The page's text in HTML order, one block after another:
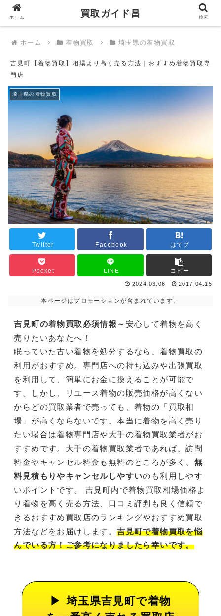
買取ガイド昌
ホーム 着物買取 埼玉県の着物買取
吉見町【着物買取】相場より高く売る方法｜おすすめ着物買取専
門店
埼玉県の着物買取
Twitter Facebook はてブ
Pocket LINE コピー
2024.03.06 2017.04.15
本ページはプロモーションが含まれています。
吉見町の着物買取必須情報～ 安心して着物を高く
売りたいあなたへ！
眠っていた古い着物を処分するなら、着物買取の
利用がおすすめ。専門店への持ち込みや出張買取
を利用して、簡単にお金に換えることが可能で
す。しかし、リユース着物の販売価格が高くない
からどの買取業者で売っても、着物の「買取相
場」が高くならないです。本当に着物を高く売り
たい場合は着物専門店や大手の着物買取業者がお
すすめです。大手の着物買取業者であれば、訪問
料金やキャンセル料金も無料のところが多く、 無
料見積もりやキャンセルしやすいのも利用しやす
いポイントです。 吉見町内で着物買取相場価格よ
り着物を高く売る方法、口コミ評判も良く信頼で
きるおすすめ買取店のランキングやおすすめ買取
方法などをお届けします。吉見町で着物買取を悩
んでいる方！ご参考になりましたら幸いです。
埼玉県吉見町で着物
ホーム 買取ガイド昌 検索